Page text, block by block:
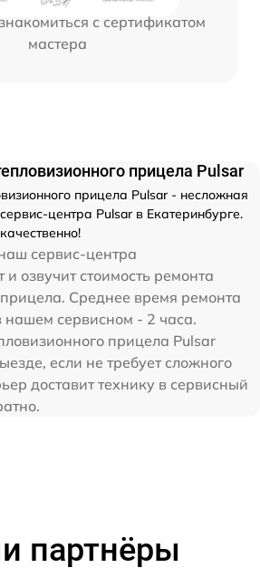
с сертификатом
мастера
прицела Pulsar
прицела Pulsar - несложная
центра Pulsar в Екатеринбурге.
сервис-центра
и озвучит стоимость ремонта
Среднее время ремонта
нашем сервисном - 2 часа.
прицела Pulsar
если не требует сложного
доставит технику в сервисный
партнёры